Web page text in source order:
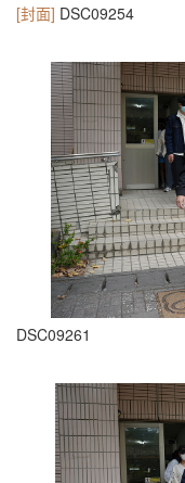
[封面] DSC09254
DSC09261